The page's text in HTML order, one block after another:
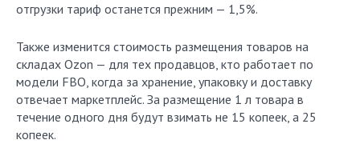
отгрузки тариф останется прежним — 1,5%.
Также изменится стоимость размещения товаров на
складах Ozon — для тех продавцов, кто работает по
модели FBO, когда за хранение, упаковку и доставку
отвечает маркетплейс. За размещение 1 л товара в
течение одного дня будут взимать не 15 копеек, а 25
копеек.